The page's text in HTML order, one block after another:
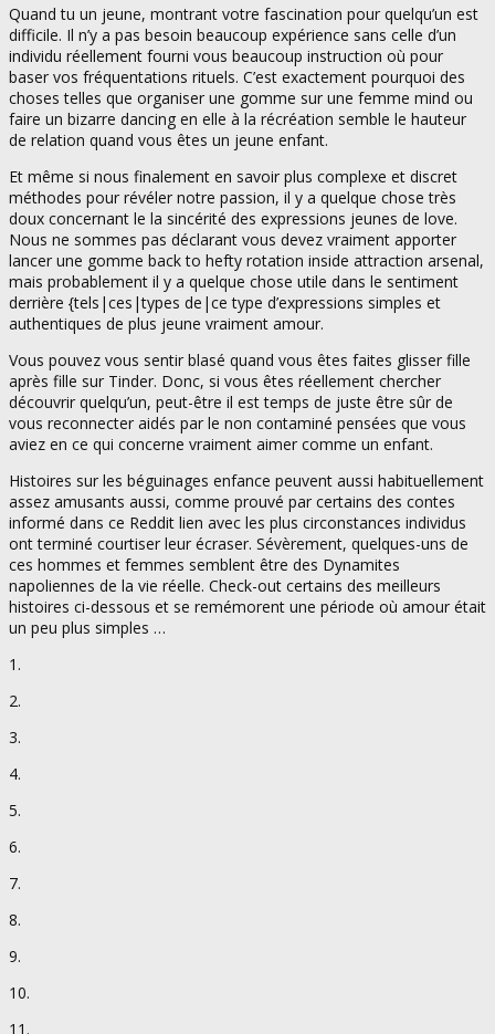
Quand tu un jeune, montrant votre fascination pour quelqu’un est
difficile. Il n’y a pas besoin beaucoup expérience sans celle d’un
individu réellement fourni vous beaucoup instruction où pour
baser vos fréquentations rituels. C’est exactement pourquoi des
choses telles que organiser une gomme sur une femme mind ou
faire un bizarre dancing en elle à la récréation semble le hauteur
de relation quand vous êtes un jeune enfant.
Et même si nous finalement en savoir plus complexe et discret
méthodes pour révéler notre passion, il y a quelque chose très
doux concernant le la sincérité des expressions jeunes de love.
Nous ne sommes pas déclarant vous devez vraiment apporter
lancer une gomme back to hefty rotation inside attraction arsenal,
mais probablement il y a quelque chose utile dans le sentiment
derrière {tels|ces|types de|ce type d’expressions simples et
authentiques de plus jeune vraiment amour.
Vous pouvez vous sentir blasé quand vous êtes faites glisser fille
après fille sur Tinder. Donc, si vous êtes réellement chercher
découvrir quelqu’un, peut-être il est temps de juste être sûr de
vous reconnecter aidés par le non contaminé pensées que vous
aviez en ce qui concerne vraiment aimer comme un enfant.
Histoires sur les béguinages enfance peuvent aussi habituellement
assez amusants aussi, comme prouvé par certains des contes
informé dans ce Reddit lien avec les plus circonstances individus
ont terminé courtiser leur écraser. Sévèrement, quelques-uns de
ces hommes et femmes semblent être des Dynamites
napoliennes de la vie réelle. Check-out certains des meilleurs
histoires ci-dessous et se remémorent une période où amour était
un peu plus simples …
1.
2.
3.
4.
5.
6.
7.
8.
9.
10.
11.